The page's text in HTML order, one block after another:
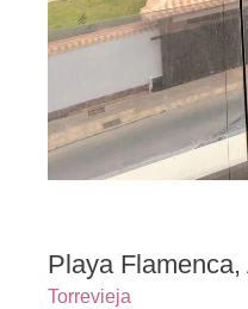
Playa
Torrevieja